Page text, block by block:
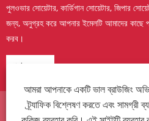
পুলওভার সোয়েটার, কার্ডিগান সোয়েটার, জিপার
জন্য, অনুগ্রহ করে আপনার ইমেলটি আমাদের কাছে
করব।
এখন তদন্ত
আমরা আপনাকে একটি ভাল ব্রাউজিং
ট্র্যাফিক বিশ্লেষণ করতে এবং